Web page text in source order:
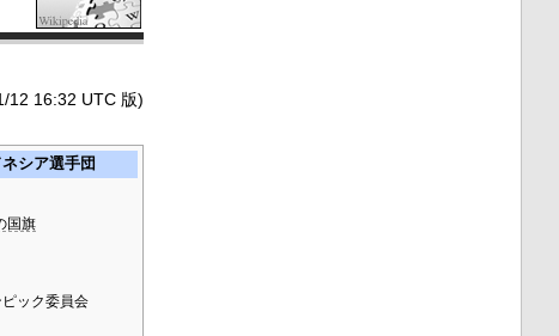
12 16:32 UTC 版)
シア選手団
国旗
ック委員会